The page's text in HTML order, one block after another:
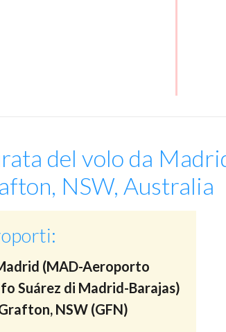
del volo da
NSW, Australia
(MAD-Aeroporto
Suárez di Madrid-Barajas)
NSW (GFN)